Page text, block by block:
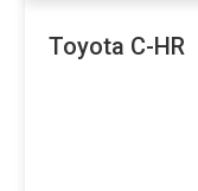
Toyota C-HR